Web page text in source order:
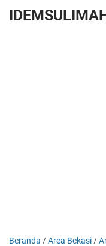
Beranda /Area Bekasi /